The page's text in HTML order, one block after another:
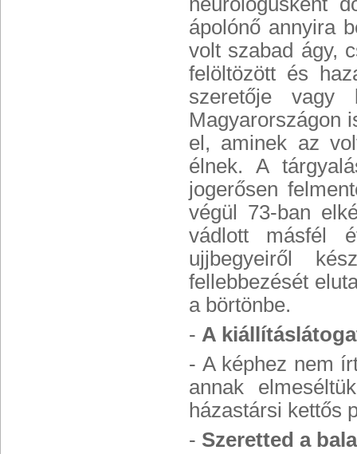
ápolónő annyira
volt szabad ágy,
felöltözött és
szeretője
Magyarországon
el, aminek az
élnek. A
jogerősen
végül 73-ban
vádlott másfél
ujjbegyeiről
fellebbezését
a börtönbe.
- A
- A képhez nem
annak
házastársi kettős
- Szeretted a